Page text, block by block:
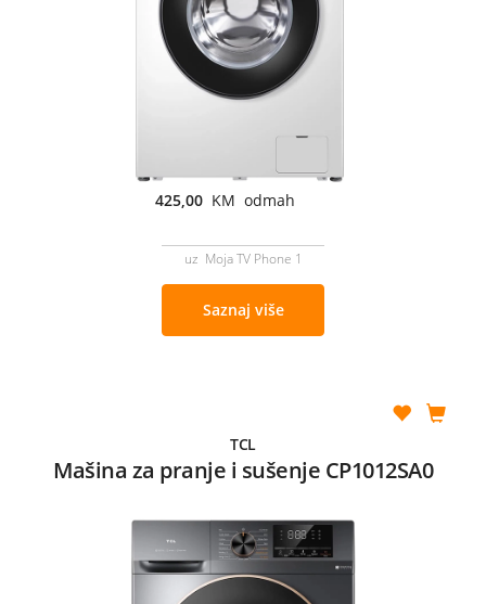
425,00 KM odmah
uz Moja TV Phone 1
Saznaj više
TCL
Mašina za pranje i sušenje CP1012SA0